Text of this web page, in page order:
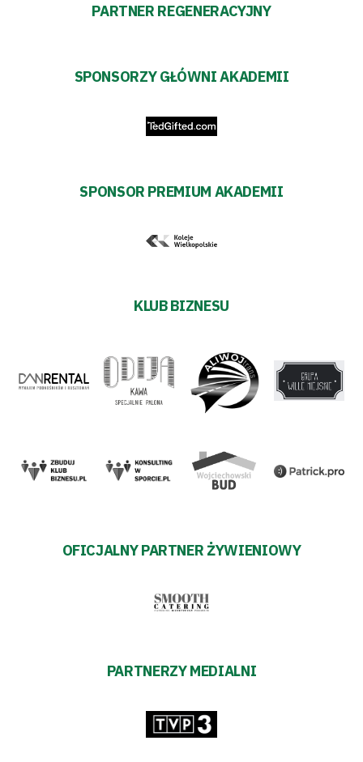
PARTNER REGENERACYJNY
SPONSORZY GŁÓWNI AKADEMII
SPONSOR PREMIUM AKADEMII
KLUB BIZNESU
OFICJALNY PARTNER ŻYWIENIOWY
PARTNERZY MEDIALNI